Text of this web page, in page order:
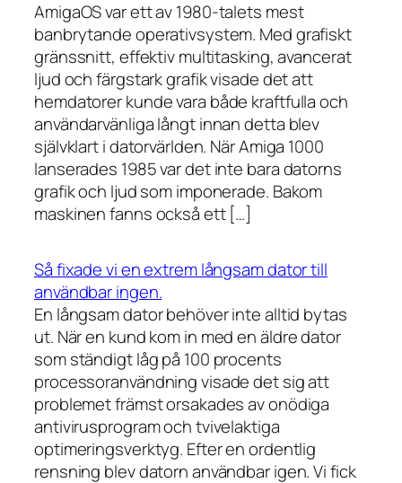
AmigaOS var ett av 1980-talets mest
banbrytande operativsystem. Med grafiskt
gränssnitt, effektiv multitasking, avancerat
ljud och färgstark grafik visade det att
hemdatorer kunde vara både kraftfulla och
användarvänliga långt innan detta blev
självklart i datorvärlden. När Amiga 1000
lanserades 1985 var det inte bara datorns
grafik och ljud som imponerade. Bakom
maskinen fanns också ett […]
Så fixade vi en extrem långsam dator till
användbar ingen.
En långsam dator behöver inte alltid bytas
ut. När en kund kom in med en äldre dator
som ständigt låg på 100 procents
processoranvändning visade det sig att
problemet främst orsakades av onödiga
antivirusprogram och tvivelaktiga
optimeringsverktyg. Efter en ordentlig
rensning blev datorn användbar igen. Vi fick